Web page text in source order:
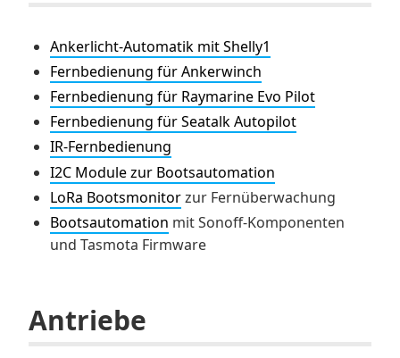
Ankerlicht-Automatik mit Shelly1
Fernbedienung für Ankerwinch
Fernbedienung für Raymarine Evo Pilot
Fernbedienung für Seatalk Autopilot
IR-Fernbedienung
I2C Module zur Bootsautomation
LoRa Bootsmonitorzur Fernüberwachung
Bootsautomation mit Sonoff-Komponenten
und Tasmota Firmware
Antriebe